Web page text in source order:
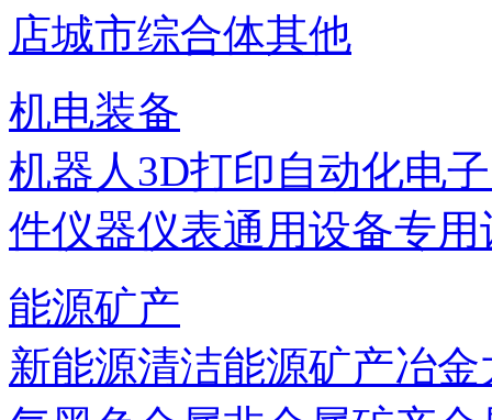
店城市综合体其他
机电装备
机器人3D打印自动化电
件仪器仪表通用设备专用
能源矿产
新能源清洁能源矿产冶金